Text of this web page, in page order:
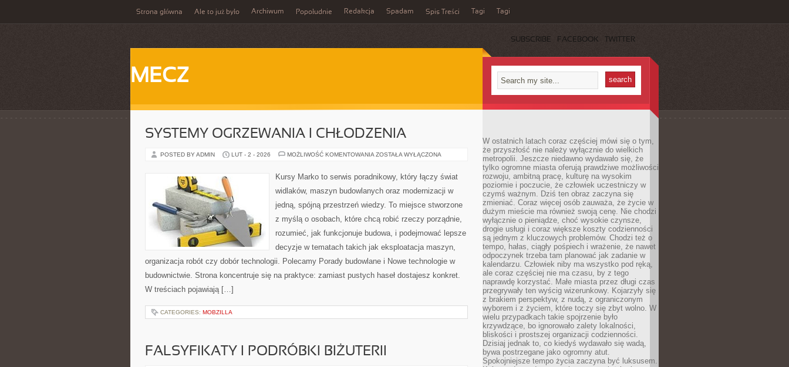
Strona główna Ale to już było Archiwum Popołudnie Redakcja Spadam Spis Treści Tagi Tagi
SUBSCRIBE FACEBOOK TWITTER
MECZ
SYSTEMY OGRZEWANIA I CHŁODZENIA
POSTED BY ADMIN LUT - 2 - 2026 MOŻLIWOŚĆ KOMENTOWANIA SYSTEMY
CHŁODZENIA
ZOSTAŁA WYŁĄCZONA
Kursy Marko to serwis poradnikowy, który łączy świat
widlaków, maszyn budowlanych oraz modernizacji w
jedną, spójną przestrzeń wiedzy. To miejsce stworzone
z myślą o osobach, które chcą robić rzeczy porządnie,
rozumieć, jak funkcjonuje budowa, i podejmować lepsze
decyzje w tematach takich jak eksploatacja maszyn,
organizacja robót czy dobór technologii. Polecamy Porady budowlane i Nowe technologie w
budownictwie. Strona koncentruje się na praktyce: zamiast pustych haseł dostajesz konkret.
W treściach pojawiają […]
CATEGORIES: MOBZILLA
FALSYFIKATY I PODRÓBKI BIŻUTERII
W ostatnich latach coraz częściej mówi się o tym,
że przyszłość nie należy wyłącznie do wielkich
metropolii. Jeszcze niedawno wydawało się, że
tylko ogromne miasta oferują prawdziwe możliwości
rozwoju, ambitną pracę, kulturę na wysokim
poziomie i poczucie, że człowiek uczestniczy w
czymś ważnym. Dziś ten obraz zaczyna się
zmieniać. Coraz więcej osób zauważa, że życie w
dużym mieście ma również swoją cenę. Nie chodzi
wyłącznie o pieniądze, choć wysokie czynsze,
drogie usługi i coraz większe koszty codzienności
są jednym z kluczowych problemów. Chodzi też o
tempo, hałas, ciągły pośpiech i wrażenie, że nawet
odpoczynek trzeba tam planować jak zadanie w
kalendarzu. Człowiek niby ma wszystko pod ręką,
ale coraz częściej nie ma czasu, by z tego
naprawdę korzystać. Małe miasta przez długi czas
przegrywały ten wyścig wizerunkowy. Kojarzyły się
z brakiem perspektyw, z nudą, z ograniczonym
wyborem i z życiem, które toczy się zbyt wolno. W
wielu przypadkach takie spojrzenie było
krzywdzące, bo ignorowało zalety lokalności,
bliskości i prostszej organizacji codzienności.
Dzisiaj jednak to, co kiedyś wydawało się wadą,
bywa postrzegane jako ogromny atut.
Spokojniejsze tempo życia zaczyna być luksusem.